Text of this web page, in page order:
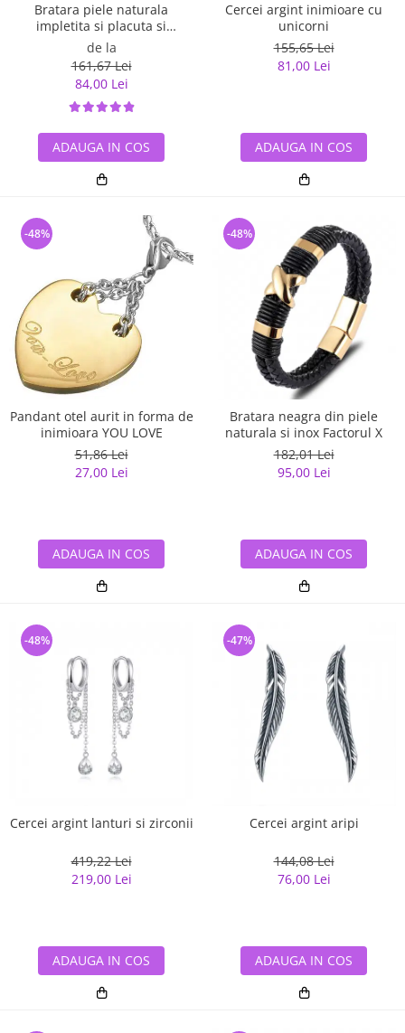
Bratara piele naturala
impletita si placuta si
inchizatoare din inox
de la
161,67 Lei
84,00 Lei
ADAUGA IN COS
Cercei argint inimioare cu
unicorni
155,65 Lei
81,00 Lei
ADAUGA IN COS
Pandant otel aurit in forma de
inimioara YOU LOVE
51,86 Lei
27,00 Lei
-48%
ADAUGA IN COS
Bratara neagra din piele
naturala si inox Factorul X
182,01 Lei
95,00 Lei
-48%
ADAUGA IN COS
Cercei argint lanturi si zirconii
419,22 Lei
219,00 Lei
-48%
ADAUGA IN COS
Cercei argint aripi
144,08 Lei
76,00 Lei
-47%
ADAUGA IN COS